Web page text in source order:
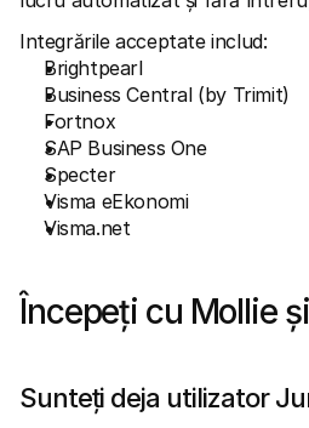
Integrările acceptate includ:
Brightpearl
Business Central (by Trimit)
Fortnox
SAP Business One
Specter
Visma eEkonomi
Visma.net
Începeți cu Mollie
Sunteți deja utilizator